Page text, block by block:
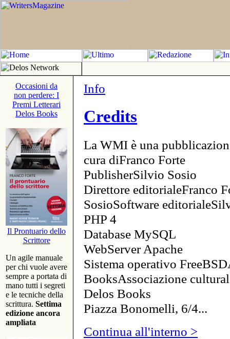
Occasioni da
non perdere: I
Premi Letterari
Delos Books
Il Prontuario dello
Scrittore
Un agile manuale
per chi vuole avere
sempre a portata di
mano tutti i segreti
e le tecniche della
scrittura. Settima
edizione ancora
ampliata
Info
Credits
La WMI è una
cura diFranco Forte
PublisherSilvio Sosio
Direttore editorialeFranco
SosioSoftware
PHP 4
Database MySQL
WebServer Apache
Sistema operativo
BooksAssociazione
Delos Books
Piazza Bonomelli, 6/4...
Continua all'interno >